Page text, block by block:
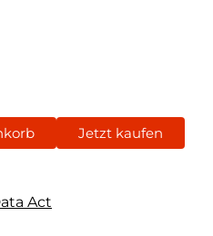
Jetzt kaufen
Act